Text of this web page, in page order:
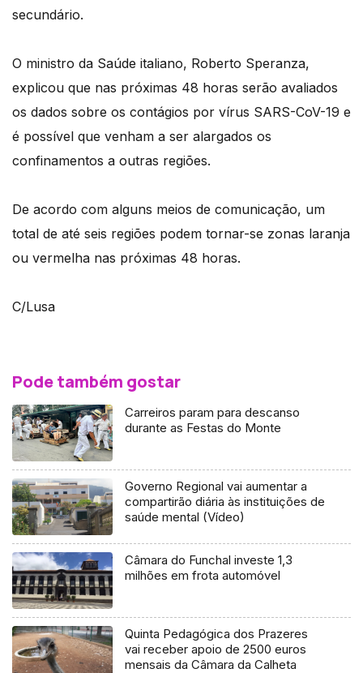
secundário.
O ministro da Saúde italiano, Roberto Speranza,
explicou que nas próximas 48 horas serão avaliados
os dados sobre os contágios por vírus SARS-CoV-19 e
é possível que venham a ser alargados os
confinamentos a outras regiões.
De acordo com alguns meios de comunicação, um
total de até seis regiões podem tornar-se zonas laranja
ou vermelha nas próximas 48 horas.
C/Lusa
Pode também gostar
Carreiros param para descanso
durante as Festas do Monte
Governo Regional vai aumentar a
compartirão diária às instituições de
saúde mental (Vídeo)
Câmara do Funchal investe 1,3
milhões em frota automóvel
Quinta Pedagógica dos Prazeres
vai receber apoio de 2500 euros
mensais da Câmara da Calheta